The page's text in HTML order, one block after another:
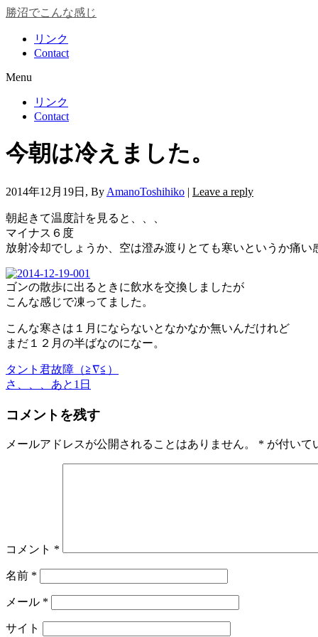
勝沼でこんな感じ
リンク
Contact
Menu
リンク
Contact
今朝は冷えました。
2014年12月19日 , By AmanoToshihiko | Leave a reply
朝起きて温度計を見ると、、、
マイナス６度
放射冷却でしょうか、空は澄み渡りとても寒いというか痛い
ゴンの散歩に出るときに飲水を交換しましたが
こんな感じで凍ってました。
こんな寒さは１月にならないとなかなか無いんだけれど
まだ１２月の半ばなのになー。
タント君故障（≧∇≦）
さ、、、あと1日
コメントを残す
メールアドレスが公開されることはありません。 * が付いて
コメント *
名前 *
メール *
サイト